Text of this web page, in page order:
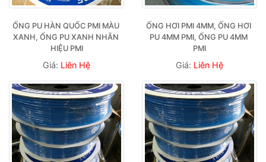
ỐNG PU HÀN QUỐC PMI MÀU
XANH, ỐNG PU XANH NHÃN
HIỆU PMI
Giá: Liên Hệ
ỐNG HƠI PMI 4MM, ỐNG HƠI
PU 4MM PMI, ỐNG PU 4MM
PMI
Giá: Liên Hệ